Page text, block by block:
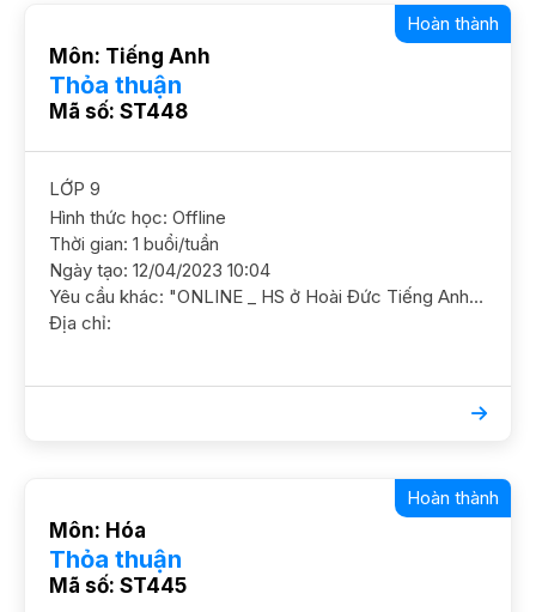
Môn: Tiếng Anh
Thỏa thuận
Mã số: ST448
Hoàn thành
LỚP 9
Hình thức học: Offline
Thời gian: 1 buổi/tuần
Ngày tạo: 12/04/2023 10:04
Yêu cầu khác: "ONLINE _ HS ở Hoài Đức Tiếng Anh 9/ HS nam/ THCS Nam Trung Yên/ HL TB Mới thi học kỳ 1 được. 5 điểm, cần học chắc cơ bản, cần học chắc cơ bản, lấy lại kiến thức và ôn luyện cấp 3 GS nam nữ ok, GS có kinh nghiệm HS Trống tối T357CN"
Địa chỉ:
Môn: Hóa
Thỏa thuận
Mã số: ST445
Hoàn thành